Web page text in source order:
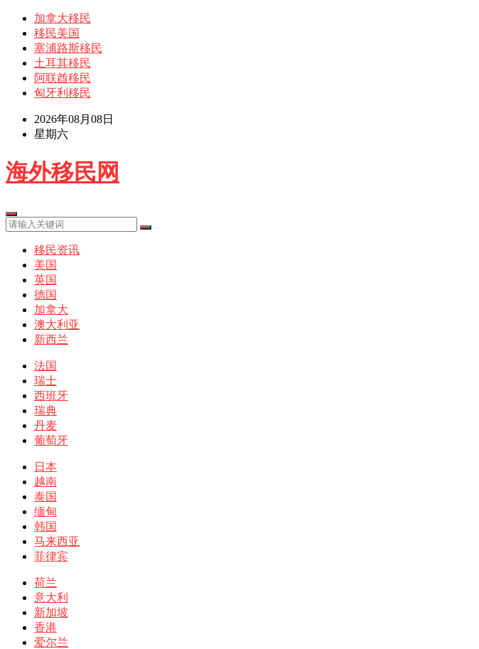
加拿大移民
移民美国
塞浦路斯移民
土耳其移民
阿联酋移民
匈牙利移民
2026年08月08日
星期六
海外移民网
移民资讯
美国
英国
德国
加拿大
澳大利亚
新西兰
法国
瑞士
西班牙
瑞典
丹麦
葡萄牙
日本
越南
泰国
缅甸
韩国
马来西亚
菲律宾
荷兰
意大利
新加坡
香港
爱尔兰